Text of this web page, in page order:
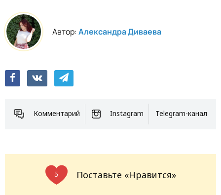
Автор:Александра Диваева
Комментарий Instagram Telegram-канал
5 Поставьте «Нравится»